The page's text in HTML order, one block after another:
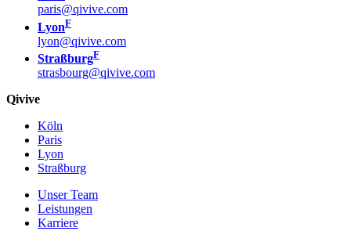
paris@qivive.com
LyonF
lyon@qivive.com
StraßburgF
strasbourg@qivive.com
Qivive
Köln
Paris
Lyon
Straßburg
Unser Team
Leistungen
Karriere